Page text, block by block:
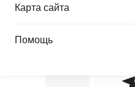
Карта сайта
Помощь
Товар из раздела